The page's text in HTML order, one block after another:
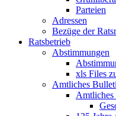
Parteien
Adressen
Bezüge der
Ratsbetrieb
Abstimmungen
xls Files
Amtliches